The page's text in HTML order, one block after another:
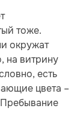
тоже.
окружат
на витрину
есть
цвета –